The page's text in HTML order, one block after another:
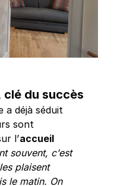
clé du succès
a déjà séduit
sont
l’accueil
souvent, c’est
plaisent
le matin. On